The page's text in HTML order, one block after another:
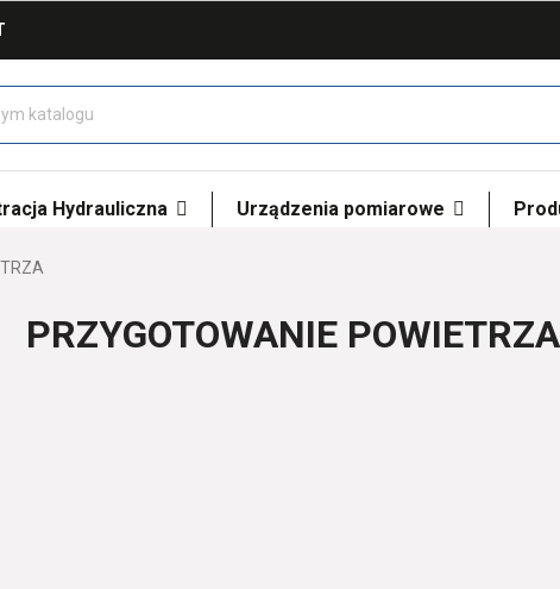
Hydrauliczna Urządzenia pomiarowe
PRZYGOTOWANIE POWIETRZA